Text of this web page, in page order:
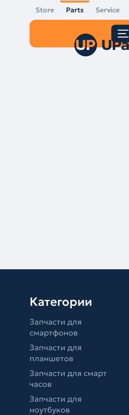
Store Parts Service
Категории
Запчасти для
смартфонов
Запчасти для
планшетов
Запчасти для смарт
часов
Запчасти для
ноутбуков